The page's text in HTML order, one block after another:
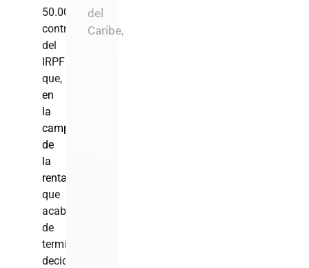
50.000
contribuyentes
del
IRPF
que,
en
la
campaña
de
la
renta
que
acaba
de
terminar,
decidieron
del
Caribe,